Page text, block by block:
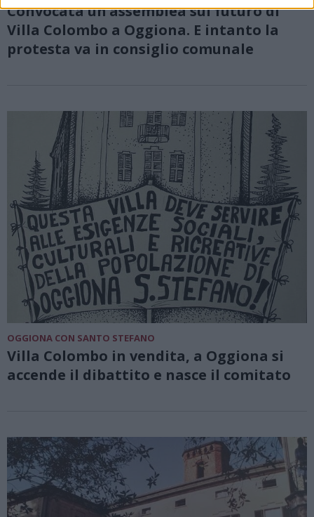
Convocata un’assemblea sul futuro di
Villa Colombo a Oggiona. E intanto la
protesta va in consiglio comunale
OGGIONA CON SANTO STEFANO
Villa Colombo in vendita, a Oggiona si
accende il dibattito e nasce il comitato